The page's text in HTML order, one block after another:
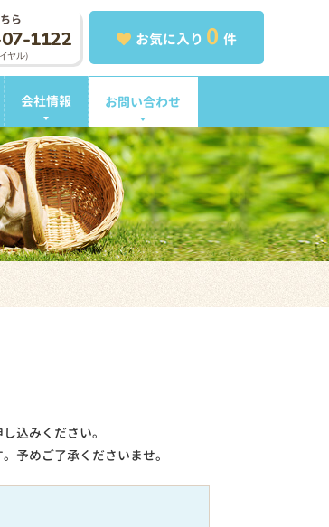
お気に入り 0 件
ら
1122
ヤル）
会社情報 お問い合わせ
込みください。
予めご了承くださいませ。